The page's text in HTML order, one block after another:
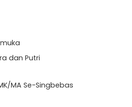
dan Putri
MA Se-Singbebas